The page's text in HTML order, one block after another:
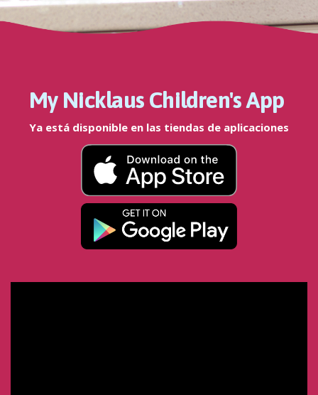
My Nicklaus Children's App
Ya está disponible en las tiendas de aplicaciones